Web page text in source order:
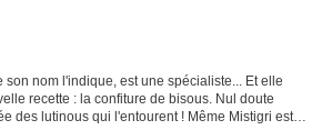
son nom l'indique, est une spécialiste... Et elle
recette : la confiture de bisous. Nul doute
des lutinous qui l'entourent ! Même Mistigri est